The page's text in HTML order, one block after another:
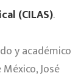
(CILAS).
y académico
José